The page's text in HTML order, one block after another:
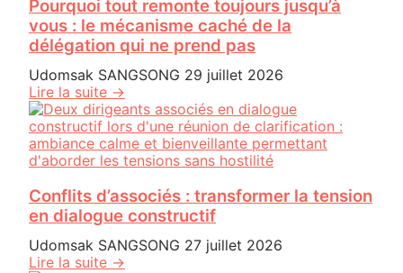
Pourquoi tout remonte toujours jusqu’à
vous : le mécanisme caché de la
délégation qui ne prend pas
Udomsak SANGSONG 29 juillet 2026
Lire la suite →
Conflits d’associés : transformer la tension
en dialogue constructif
Udomsak SANGSONG 27 juillet 2026
Lire la suite →